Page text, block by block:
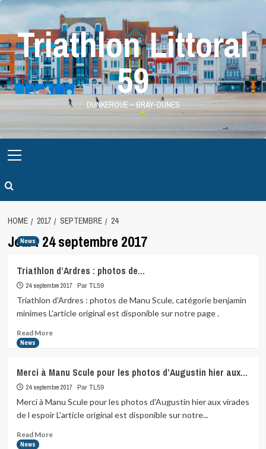
Skip
contentTriathlon Littoral
59
DUNKERQUE – BRAY-DUNES
Menu
HOME 2017 SEPTEMBRE 24
Jour :24 septembre 2017
News
Triathlon d’Ardres : photos de…
24 septembre 2017 Par TL59
Triathlon d'Ardres : photos de Manu Scule, catégorie benjamin
minimes L'article original est disponible sur notre page .
Read MoreRead
d’Ardres
:
photos
News
Merci à Manu Scule pour les photos d’Augustin hier aux…
24 septembre 2017 Par TL59
Merci à Manu Scule pour les photos d'Augustin hier aux virades
de l espoir L'article original est disponible sur notre...
Read MoreRead
News